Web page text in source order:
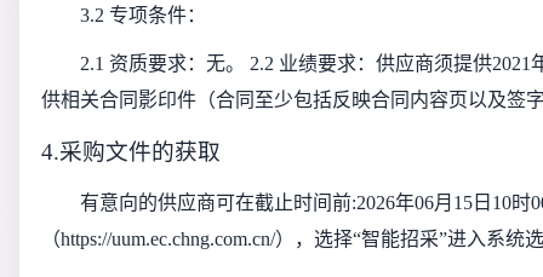
3.2 专项条件：
2.1 资质要求：无。 2.2 业绩要求：供应商须提供
供相关合同影印件（合同至少包括反映合同内容页以及签
4.采购文件的获取
有意向的供应商可在截止时间前:2026年06月15日10
（https://uum.ec.chng.com.cn/），选择“智能招采”进入系